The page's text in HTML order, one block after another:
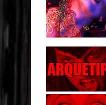
Parte
Parte
Parte
Parte
Parte